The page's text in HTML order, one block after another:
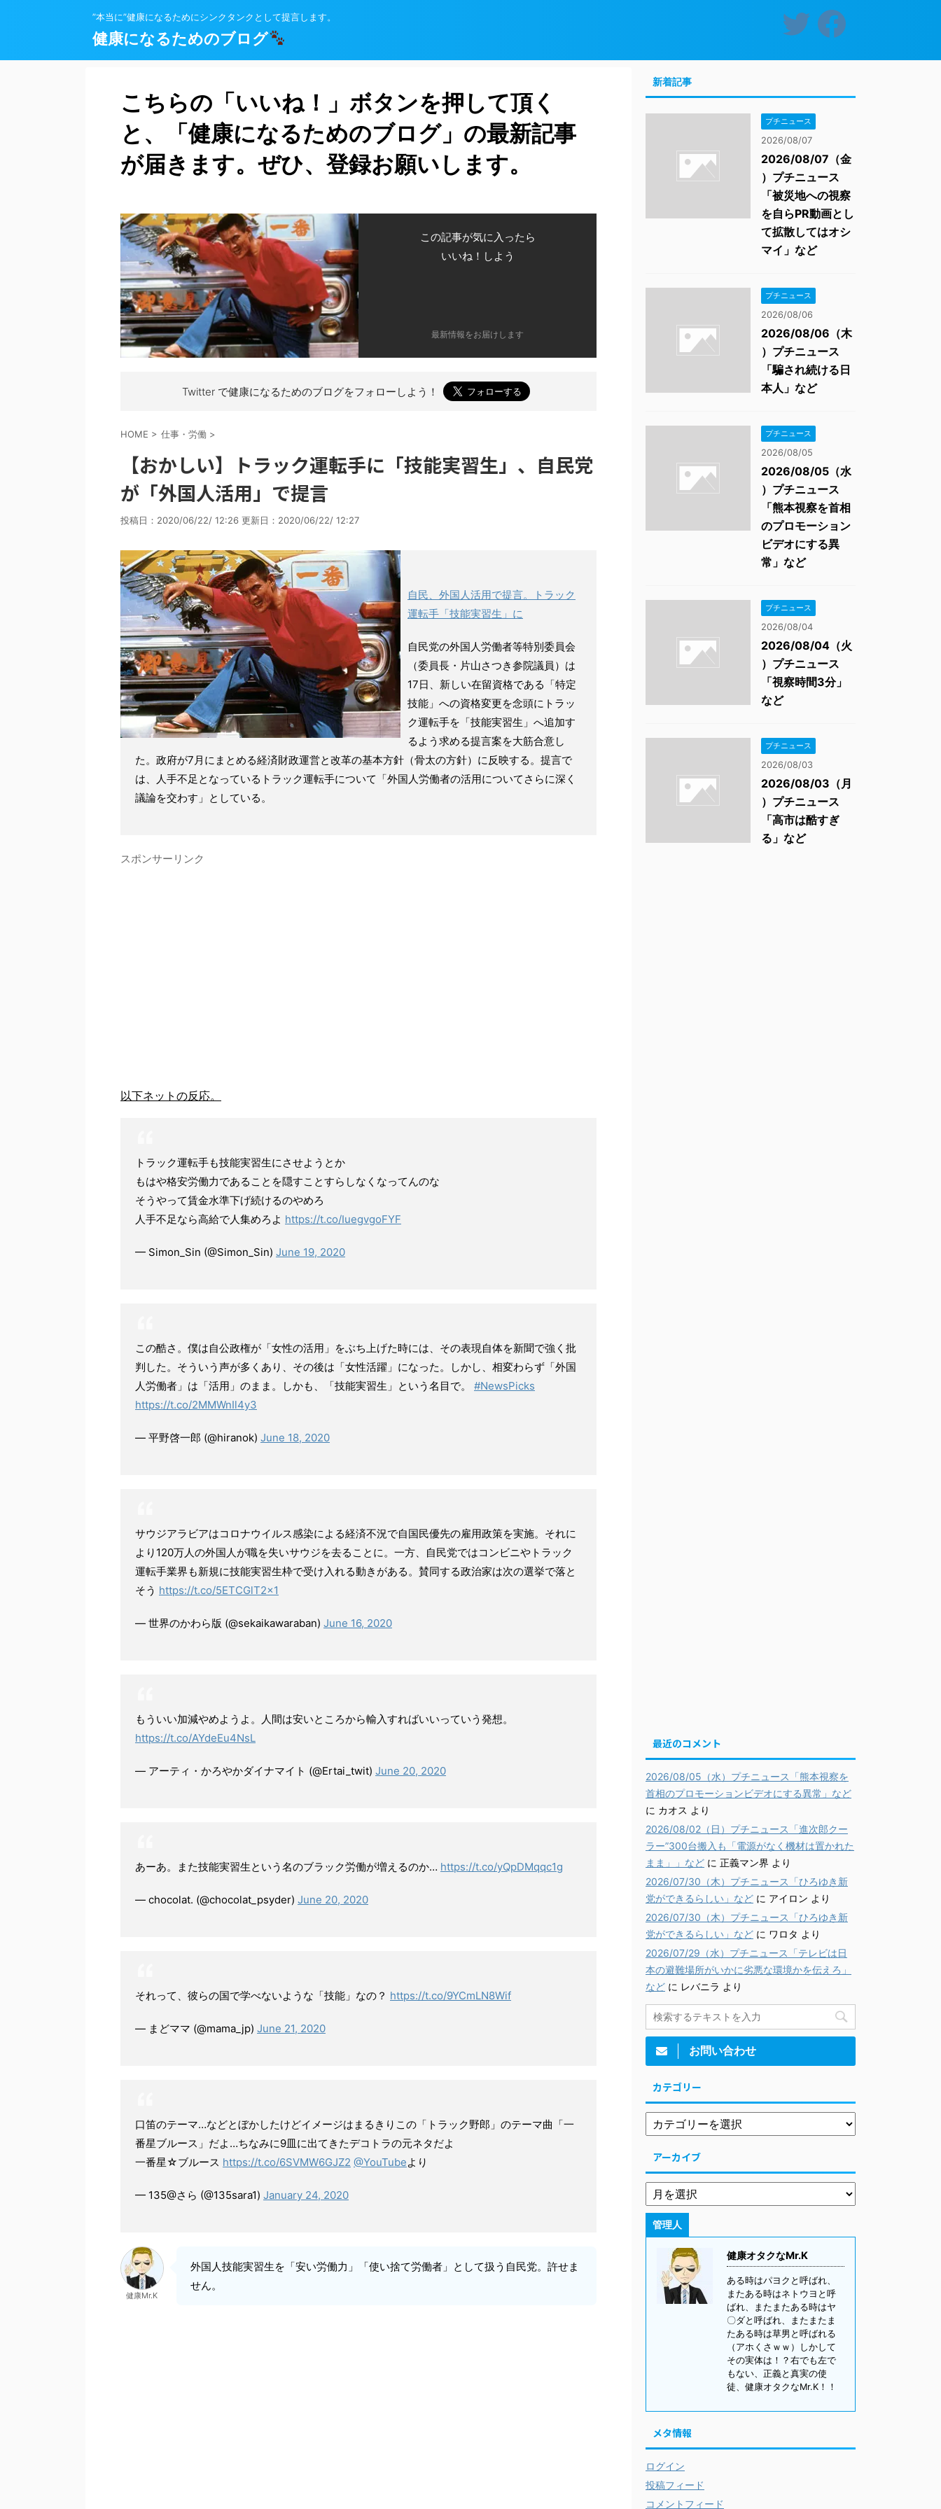
”本当に”健康になるためにシンクタンクとして提言します。
健康になるためのブログ
こちらの「いいね！」ボタンを押して頂く
と、「健康になるためのブログ」の最新記事
が届きます。ぜひ、登録お願いします。
この記事が気に入ったら
いいね！しよう
最新情報をお届けします
Twitter で健康になるためのブログをフォローしよう！
HOME > 仕事・労働 >
【おかしい】トラック運転手に「技能実習生」、自民党
が「外国人活用」で提言
投稿日：2020/06/22/ 12:26 更新日： 2020/06/22/ 12:27
自民、外国人活用で提言。トラック
運転手「技能実習生」に
自民党の外国人労働者等特別委員会
（委員長・片山さつき参院議員）は
17日、新しい在留資格である「特定
技能」への資格変更を念頭にトラッ
ク運転手を「技能実習生」へ追加す
るよう求める提言案を大筋合意し
た。政府が7月にまとめる経済財政運営と改革の基本方針（骨太の方針）に反映する。提言で
は、人手不足となっているトラック運転手について「外国人労働者の活用についてさらに深く
議論を交わす」としている。
スポンサーリンク
以下ネットの反応。
トラック運転手も技能実習生にさせようとか
もはや格安労働力であることを隠すことすらしなくなってんのな
そうやって賃金水準下げ続けるのやめろ
人手不足なら高給で人集めろよ https://t.co/IuegvgoFYF
— Simon_Sin (@Simon_Sin) June 19, 2020
この酷さ。僕は自公政権が「女性の活用」をぶち上げた時には、その表現自体を新聞で強く批
判した。そういう声が多くあり、その後は「女性活躍」になった。しかし、相変わらず「外国
人労働者」は「活用」のまま。しかも、「技能実習生」という名目で。 #NewsPicks
https://t.co/2MMWnIl4y3
— 平野啓一郎 (@hiranok) June 18, 2020
サウジアラビアはコロナウイルス感染による経済不況で自国民優先の雇用政策を実施。それに
より120万人の外国人が職を失いサウジを去ることに。一方、自民党ではコンビニやトラック
運転手業界も新規に技能実習生枠で受け入れる動きがある。賛同する政治家は次の選挙で落と
そう https://t.co/5ETCGlT2x1
— 世界のかわら版 (@sekaikawaraban) June 16, 2020
もういい加減やめようよ。人間は安いところから輸入すればいいっていう発想。
https://t.co/AYdeEu4NsL
— アーティ・かろやかダイナマイト (@Ertai_twit) June 20, 2020
あーあ。また技能実習生という名のブラック労働が増えるのか… https://t.co/yQpDMqqc1g
— chocolat. (@chocolat_psyder) June 20, 2020
それって、彼らの国で学べないような「技能」なの？ https://t.co/9YCmLN8Wif
— まどママ (@mama_jp) June 21, 2020
口笛のテーマ…などとぼかしたけどイメージはまるきりこの「トラック野郎」のテーマ曲「一
番星ブルース」だよ…ちなみに9皿に出てきたデコトラの元ネタだよ
一番星☆ブルース https://t.co/6SVMW6GJZ2 @YouTubeより
— 135@さら (@135sara1) January 24, 2020
健康Mr.K
外国人技能実習生を「安い労働力」「使い捨て労働者」として扱う自民党。許せま
せん。
新着記事
プチニュース
2026/08/07
2026/08/07（金
）プチニュース
「被災地への視察
を自らPR動画とし
て拡散してはオシ
マイ」など
プチニュース
2026/08/06
2026/08/06（木
）プチニュース
「騙され続ける日
本人」など
プチニュース
2026/08/05
2026/08/05（水
）プチニュース
「熊本視察を首相
のプロモーション
ビデオにする異
常」など
プチニュース
2026/08/04
2026/08/04（火
）プチニュース
「視察時間3分」
など
プチニュース
2026/08/03
2026/08/03（月
）プチニュース
「高市は酷すぎ
る」など
最近のコメント
2026/08/05（水）プチニュース「熊本視察を
首相のプロモーションビデオにする異常」など
に カオス より
2026/08/02（日）プチニュース「進次郎クー
ラー”300台搬入も「電源がなく機材は置かれた
まま」」など に 正義マン界 より
2026/07/30（木）プチニュース「ひろゆき新
党ができるらしい」など に アイロン より
2026/07/30（木）プチニュース「ひろゆき新
党ができるらしい」など に ワロタ より
2026/07/29（水）プチニュース「テレビは日
本の避難場所がいかに劣悪な環境かを伝えろ」
など に レバニラ より
お問い合わせ
カテゴリー
アーカイブ
管理人
健康オタクなMr.K
ある時はパヨクと呼ばれ、
またある時はネトウヨと呼
ばれ、またまたある時はヤ
〇ダと呼ばれ、またまたま
たある時は草男と呼ばれる
（アホくさｗｗ）しかして
その実体は！？右でも左で
もない、正義と真実の使
徒、健康オタクなMr.K！！
メタ情報
ログイン
投稿フィード
コメントフィード